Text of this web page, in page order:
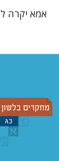
אמא יקרה
עדינה מושבי יעל רשף
דורית רביד